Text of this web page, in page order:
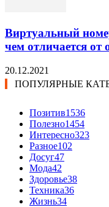
Виртуальный
чем отличается от
20.12.2021
ПОПУЛЯРНЫЕ
Позитив1536
Полезно1454
Интересно323
Разное102
Досуг47
Мода42
Здоровье38
Техника36
Жизнь34